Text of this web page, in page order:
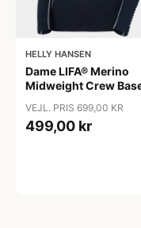
HELLY HANSEN
Dame LIFA® Merino
Midweight Crew
VEJL. PRIS 699,00 KR
499,00 kr